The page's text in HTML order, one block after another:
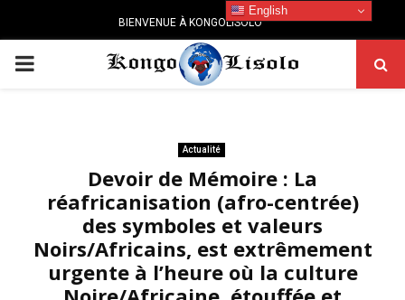
BIENVENUE À KONGOLISOLO
PRIMARY
Actualité
Devoir de Mémoire : La
réafricanisation (afro-centrée)
des symboles et valeurs
Noirs/Africains, est extrêmement
urgente à l’heure où la culture
English